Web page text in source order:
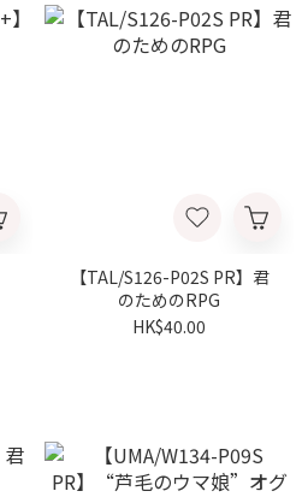
【TAL/S126-P02S PR】君
のためのRPG
HK$40.00